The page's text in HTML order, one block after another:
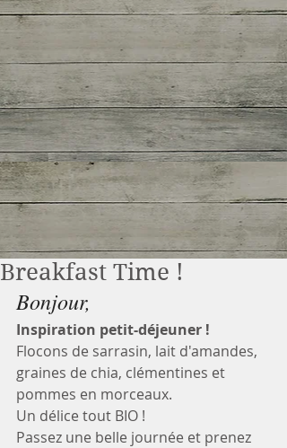
Breakfast Time !
Bonjour,
Inspiration petit-déjeuner !
Flocons de sarrasin, lait d'amandes,
graines de chia, clémentines et
pommes en morceaux.
Un délice tout BIO !
Passez une belle journée et prenez